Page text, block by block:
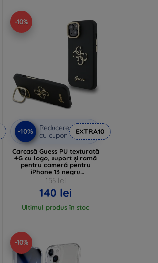
-10%
-10%
Reducere
cu cupon
EXTRA10
Carcasă Guess PU texturată
4G cu logo, suport și ramă
pentru cameră pentru
iPhone 13 negru
(GUHCP13MPCS4GSK)
156 lei
140 lei
Ultimul produs în stoc
-10%